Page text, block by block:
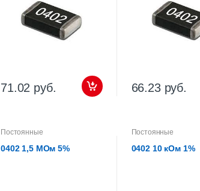
71.02 руб. 66.23 руб.
Постоянные
0402 1,5 МОм 5%
Постоянные
0402 10 кОм 1%